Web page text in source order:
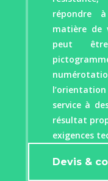
répondre
matière de
peut
service à
résultat
exigences
Devis &